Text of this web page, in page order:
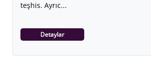
teşhis. Ayrıc...
Detaylar